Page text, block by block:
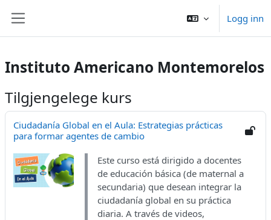
Logg inn
Instituto Americano Montemorelos
Tilgjengelege kurs
Ciudadanía Global en el Aula: Estrategias prácticas
para formar agentes de cambio
Este curso está dirigido a docentes
de educación básica (de maternal a
secundaria) que desean integrar la
ciudadanía global en su práctica
diaria. A través de videos,